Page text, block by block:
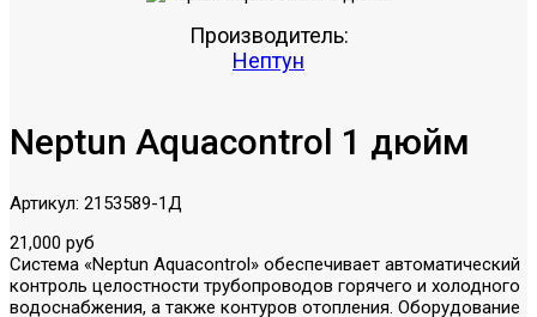
Производитель:
Нептун
Neptun Aquacontrol 1 дюйм
Артикул: 2153589-1Д
21,000 руб
Система «Neptun Aquacontrol» обеспечивает автоматический
контроль целостности трубопроводов горячего и холодного
водоснабжения, а также контуров отопления. Оборудование